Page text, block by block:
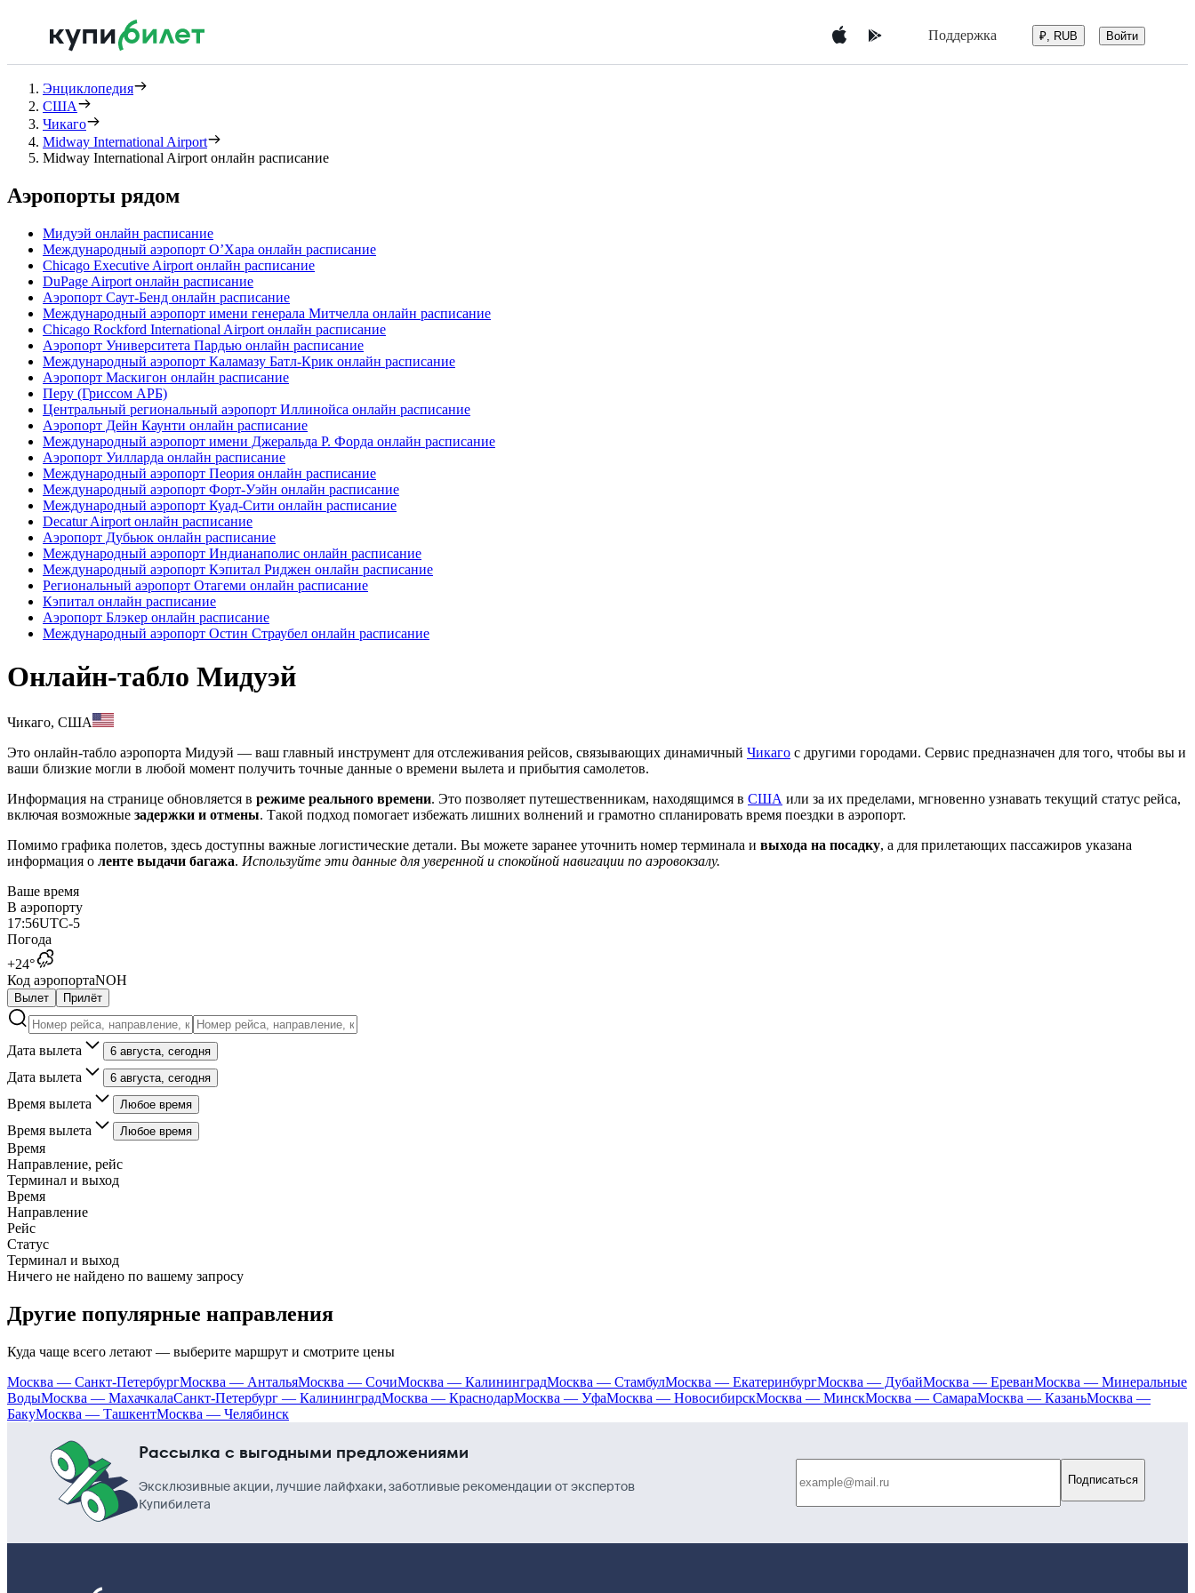
Поддержка ₽, RUB Войти
Энциклопедия
США
Чикаго
Midway International Airport
Midway International Airport онлайн расписание
Аэропорты рядом
Мидуэй онлайн расписание
Международный аэропорт О’Хара онлайн расписание
Chicago Executive Airport онлайн расписание
DuPage Airport онлайн расписание
Аэропорт Саут-Бенд онлайн расписание
Международный аэропорт имени генерала Митчелла онлайн расписание
Chicago Rockford International Airport онлайн расписание
Аэропорт Университета Пардью онлайн расписание
Международный аэропорт Каламазу Батл-Крик онлайн расписание
Аэропорт Маскигон онлайн расписание
Перу (Гриссом АРБ)
Центральный региональный аэропорт Иллинойса онлайн расписание
Аэропорт Дейн Каунти онлайн расписание
Международный аэропорт имени Джеральда Р. Форда онлайн расписание
Аэропорт Уилларда онлайн расписание
Международный аэропорт Пеория онлайн расписание
Международный аэропорт Форт-Уэйн онлайн расписание
Международный аэропорт Куад-Сити онлайн расписание
Decatur Airport онлайн расписание
Аэропорт Дубьюк онлайн расписание
Международный аэропорт Индианаполис онлайн расписание
Международный аэропорт Кэпитал Риджен онлайн расписание
Региональный аэропорт Отагеми онлайн расписание
Кэпитал онлайн расписание
Аэропорт Блэкер онлайн расписание
Международный аэропорт Остин Страубел онлайн расписание
Онлайн-табло Мидуэй
Чикаго, США
Это онлайн-табло аэропорта Мидуэй — ваш главный инструмент для отслеживания рейсов, связывающих динамичный Чикаго с другими городами. Сервис предназначен для того, чтобы вы и
ваши близкие могли в любой момент получить точные данные о времени вылета и прибытия самолетов.
Информация на странице обновляется в режиме реального времени. Это позволяет путешественникам, находящимся в США или за их пределами, мгновенно узнавать текущий статус рейса,
включая возможные задержки и отмены. Такой подход помогает избежать лишних волнений и грамотно спланировать время поездки в аэропорт.
Помимо графика полетов, здесь доступны важные логистические детали. Вы можете заранее уточнить номер терминала и выхода на посадку, а для прилетающих пассажиров указана
информация о ленте выдачи багажа. Используйте эти данные для уверенной и спокойной навигации по аэровокзалу.
Ваше время
В аэропорту
17:56UTC-5
Погода
+24°
Код аэропортаNOH
Вылет Прилёт
Дата вылета 6 августа, сегодня
Дата вылета 6 августа, сегодня
Время вылета Любое время
Время вылета Любое время
Время
Направление, рейс
Терминал и выход
Время
Направление
Рейс
Статус
Терминал и выход
Ничего не найдено по вашему запросу
Другие популярные направления
Куда чаще всего летают — выберите маршрут и смотрите цены
Москва — Санкт-ПетербургМосква — АнтальяМосква — СочиМосква — КалининградМосква — СтамбулМосква — ЕкатеринбургМосква — ДубайМосква — ЕреванМосква — Минеральные
ВодыМосква — МахачкалаСанкт-Петербург — КалининградМосква — КраснодарМосква — УфаМосква — НовосибирскМосква — МинскМосква — СамараМосква — КазаньМосква —
БакуМосква — ТашкентМосква — Челябинск
Рассылка с выгодными предложениями
Эксклюзивные акции, лучшие лайфхаки, заботливые рекомендации от экспертов
Купибилета
Подписаться